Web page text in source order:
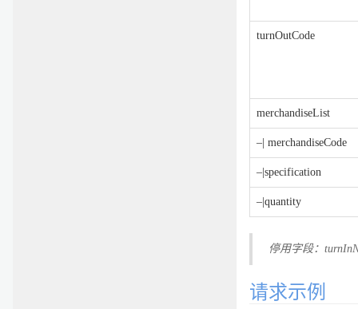
turnOutCode
merchandiseList
–| merchandiseCode
–|specification
–|quantity
停用字段：
请求示例